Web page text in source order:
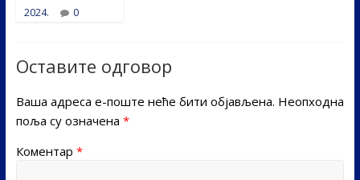
2024.
0
Оставите одговор
Ваша адреса е-поште неће бити објављена. Неопходна
поља су означена *
Коментар *